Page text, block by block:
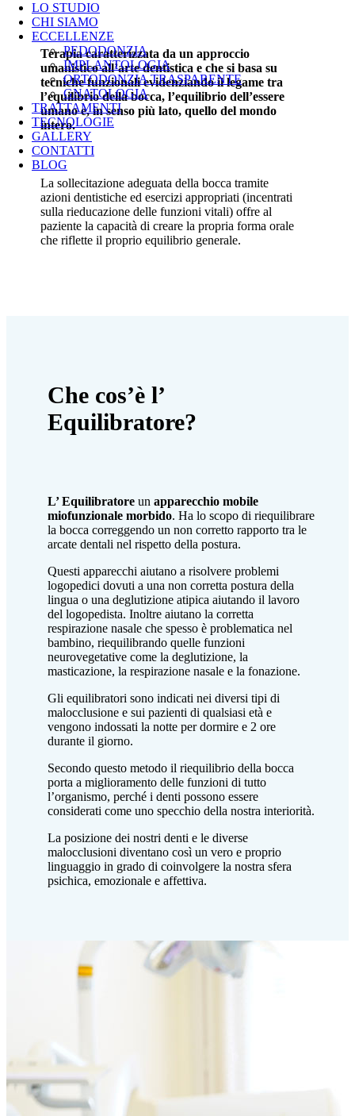
LO STUDIO
CHI SIAMO
ECCELLENZE
PEDODONZIA
IMPLANTOLOGIA
ORTODONZIA TRASPARENTE
GNATOLOGIA
TRATTAMENTI
TECNOLOGIE
GALLERY
CONTATTI
BLOG
Terapia caratterizzata da un approccio
umanistico all’arte dentistica e che si basa su
tecniche funzionali evidenziando il legame tra
l’equilibrio della bocca, l’equilibrio dell’essere
umano e, in senso più lato, quello del mondo
intero.
La sollecitazione adeguata della bocca tramite
azioni dentistiche ed esercizi appropriati (incentrati
sulla rieducazione delle funzioni vitali) offre al
paziente la capacità di creare la propria forma orale
che riflette il proprio equilibrio generale.
Che cos’è l’
Equilibratore?
L’ Equilibratoreun apparecchio mobile
miofunzionale morbido. Ha lo scopo di riequilibrare
la bocca correggendo un non corretto rapporto tra le
arcate dentali nel rispetto della postura.
Questi apparecchi aiutano a risolvere problemi
logopedici dovuti a una non corretta postura della
lingua o una deglutizione atipica aiutando il lavoro
del logopedista. Inoltre aiutano la corretta
respirazione nasale che spesso è problematica nel
bambino, riequilibrando quelle funzioni
neurovegetative come la deglutizione, la
masticazione, la respirazione nasale e la fonazione.
Gli equilibratori sono indicati nei diversi tipi di
malocclusione e sui pazienti di qualsiasi età e
vengono indossati la notte per dormire e 2 ore
durante il giorno.
Secondo questo metodo il riequilibrio della bocca
porta a miglioramento delle funzioni di tutto
l’organismo, perché i denti possono essere
considerati come uno specchio della nostra interiorità.
La posizione dei nostri denti e le diverse
malocclusioni diventano così un vero e proprio
linguaggio in grado di coinvolgere la nostra sfera
psichica, emozionale e affettiva.